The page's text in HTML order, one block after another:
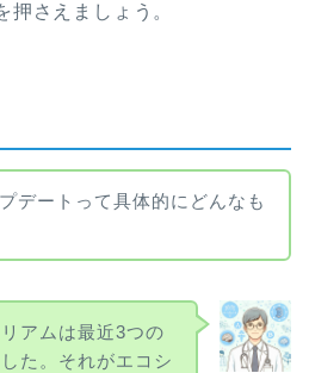
押さえましょう。
デートって具体的にどんなも
アムは最近3つの
た。それがエコシ